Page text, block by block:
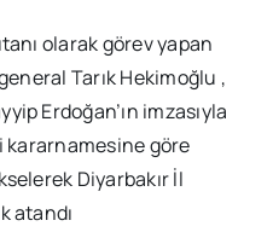
olarak görev yapan
Tarık Hekimoğlu ,
Erdoğan’ın imzasıyla
kararnamesine göre
Diyarbakır İl
atandı